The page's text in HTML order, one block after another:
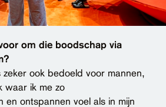
om die boodschap via
zeker ook bedoeld voor mannen,
waar ik me zo
en ontspannen voel als in mijn